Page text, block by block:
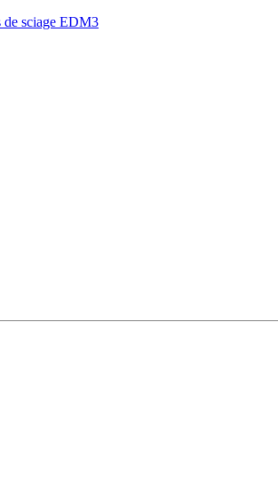
de sciage EDM3